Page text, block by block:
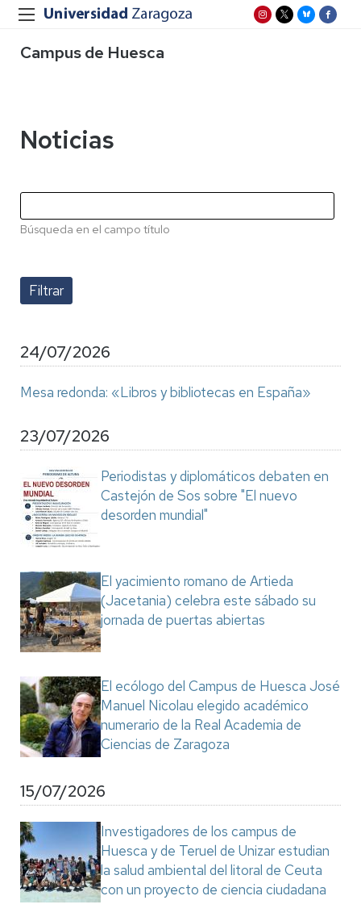
Campus de Huesca
Noticias
Búsqueda en el campo título
24/07/2026
Mesa redonda: «Libros y bibliotecas en España»
23/07/2026
Periodistas y diplomáticos debaten en
Castejón de Sos sobre "El nuevo
desorden mundial"
El yacimiento romano de Artieda
(Jacetania) celebra este sábado su
jornada de puertas abiertas
El ecólogo del Campus de Huesca José
Manuel Nicolau elegido académico
numerario de la Real Academia de
Ciencias de Zaragoza
15/07/2026
Investigadores de los campus de
Huesca y de Teruel de Unizar estudian
la salud ambiental del litoral de Ceuta
con un proyecto de ciencia ciudadana